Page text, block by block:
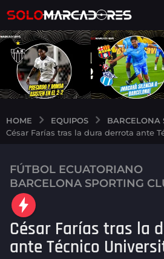
HOME EQUIPOS
BARCELONA
César Farías tras la dura derrota ante
2
m
e
s
e
s
FÚTBOL ECUATORIANO
BARCELONA SPORTING
César Farías tras la
ante Técnico